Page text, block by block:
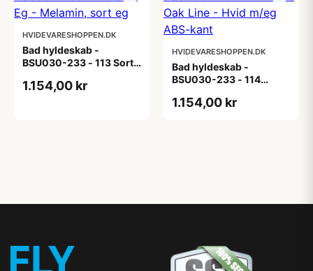
HVIDEVARESHOPPEN.DK
Bad hyldeskab -
BSU030-233 - 113 Sort
1.154,00 kr
HVIDEVARESHOPPEN.DK
Bad hyldeskab -
BSU030-233 - 114
m/eg ABS-kant
1.154,00 kr